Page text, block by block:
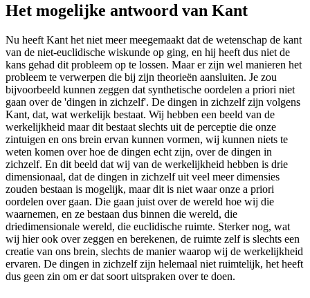
Het mogelijke antwoord van Kant
Nu heeft Kant het niet meer meegemaakt dat de wetenschap de kant
van de niet-euclidische wiskunde op ging, en hij heeft dus niet de
kans gehad dit probleem op te lossen. Maar er zijn wel manieren het
probleem te verwerpen die bij zijn theorieën aansluiten. Je zou
bijvoorbeeld kunnen zeggen dat synthetische oordelen a priori niet
gaan over de 'dingen in zichzelf'. De dingen in zichzelf zijn volgens
Kant, dat, wat werkelijk bestaat. Wij hebben een beeld van de
werkelijkheid maar dit bestaat slechts uit de perceptie die onze
zintuigen en ons brein ervan kunnen vormen, wij kunnen niets te
weten komen over hoe de dingen echt zijn, over de dingen in
zichzelf. En dit beeld dat wij van de werkelijkheid hebben is drie
dimensionaal, dat de dingen in zichzelf uit veel meer dimensies
zouden bestaan is mogelijk, maar dit is niet waar onze a priori
oordelen over gaan. Die gaan juist over de wereld hoe wij die
waarnemen, en ze bestaan dus binnen die wereld, die
driedimensionale wereld, die euclidische ruimte. Sterker nog, wat
wij hier ook over zeggen en berekenen, de ruimte zelf is slechts een
creatie van ons brein, slechts de manier waarop wij de werkelijkheid
ervaren. De dingen in zichzelf zijn helemaal niet ruimtelijk, het heeft
dus geen zin om er dat soort uitspraken over te doen.